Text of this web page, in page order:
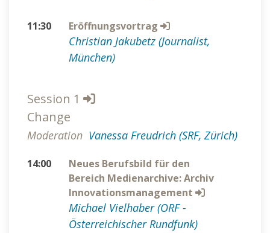
11:30 Eröffnungsvortrag
Christian Jakubetz (Journalist,
München)
Session 1
Change
Moderation Vanessa Freudrich (SRF, Zürich)
14:00
Neues Berufsbild für den
Bereich Medienarchive: Archiv
Innovationsmanagement
Michael Vielhaber (ORF -
Österreichischer Rundfunk)